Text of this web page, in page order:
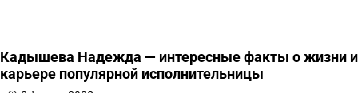
Кадышева Надежда — интересные факты о жизни и
карьере популярной исполнительницы